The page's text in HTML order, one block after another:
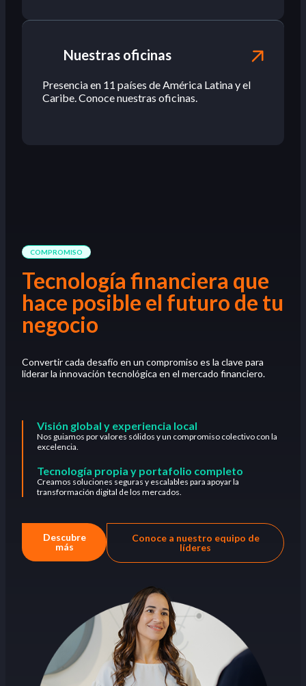
Nuestras oficinas
Presencia en 11 países de América Latina y el
Caribe. Conoce nuestras oficinas.
COMPROMISO
Tecnología financiera que
hace posible el futuro de tu
negocio
Convertir cada desafío en un compromiso es la clave para
liderar la innovación tecnológica en el mercado financiero.
Visión global y experiencia local
Nos guiamos por valores sólidos y un compromiso colectivo con la
excelencia.
Tecnología propia y portafolio completo
Creamos soluciones seguras y escalables para apoyar la
transformación digital de los mercados.
Descubre
más
Conoce a nuestro equipo de
líderes